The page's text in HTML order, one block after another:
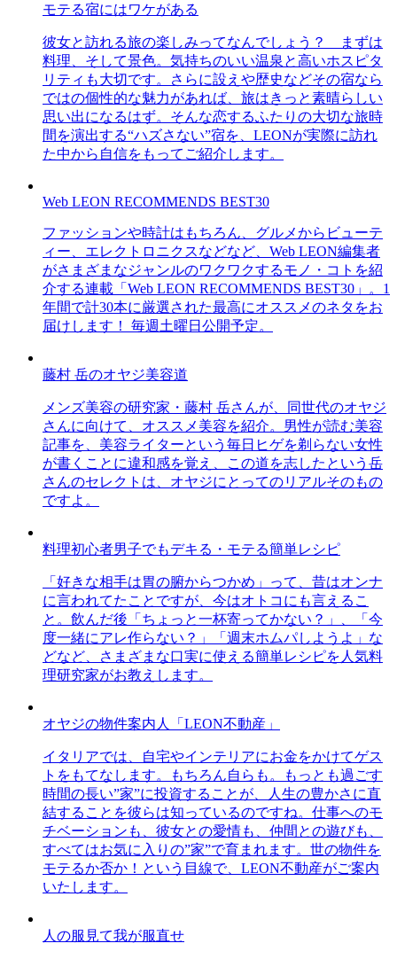
モテる宿にはワケがある
彼女と訪れる旅の楽しみってなんでしょう？ まずは
料理、そして景色。気持ちのいい温泉と高いホスピタ
リティも大切です。さらに設えや歴史などその宿なら
ではの個性的な魅力があれば、旅はきっと素晴らしい
思い出になるはず。そんな恋するふたりの大切な旅時
間を演出する“ハズさない”宿を、LEONが実際に訪れ
た中から自信をもってご紹介します。
Web LEON RECOMMENDS BEST30
ファッションや時計はもちろん、グルメからビューテ
ィー、エレクトロニクスなどなど、Web LEON編集者
がさまざまなジャンルのワクワクするモノ・コトを紹
介する連載「Web LEON RECOMMENDS BEST30」。1
年間で計30本に厳選された最高にオススメのネタをお
届けします！ 毎週土曜日公開予定。
藤村 岳のオヤジ美容道
メンズ美容の研究家・藤村 岳さんが、同世代のオヤジ
さんに向けて、オススメ美容を紹介。男性が読む美容
記事を、美容ライターという毎日ヒゲを剃らない女性
が書くことに違和感を覚え、この道を志したという岳
さんのセレクトは、オヤジにとってのリアルそのもの
ですよ。
料理初心者男子でもデキる・モテる簡単レシピ
「好きな相手は胃の腑からつかめ」って、昔はオンナ
に言われてたことですが、今はオトコにも言えるこ
と。飲んだ後「ちょっと一杯寄ってかない？」、「今
度一緒にアレ作らない？」「週末ホムパしようよ」な
どなど、さまざまな口実に使える簡単レシピを人気料
理研究家がお教えします。
オヤジの物件案内人「LEON不動産」
イタリアでは、自宅やインテリアにお金をかけてゲス
トをもてなします。もちろん自らも。もっとも過ごす
時間の長い”家”に投資することが、人生の豊かさに直
結することを彼らは知っているのですね。仕事へのモ
チベーションも、彼女との愛情も、仲間との遊びも、
すべてはお気に入りの”家”で育まれます。世の物件を
モテるか否か！という目線で、LEON不動産がご案内
いたします。
人の服見て我が服直せ